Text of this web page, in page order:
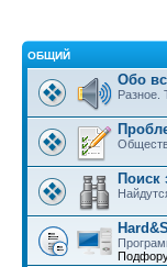
ОБЩИЙ
Обо
Разное.
Поиск